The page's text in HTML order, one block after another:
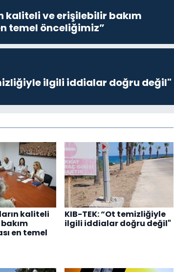
kaliteli ve erişilebilir bakım
temel önceliğimiz”
ilgili iddialar doğru değil"
kaliteli
en temel
KIB-TEK: “Ot temizliğiyle
ilgili iddialar doğru değil"